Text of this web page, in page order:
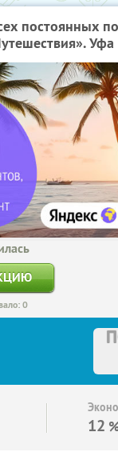
постоянных
Уфа
0
12